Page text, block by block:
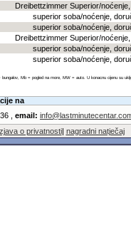
Dreibettzimmer Superior/
superior soba/noćenje,
superior soba/noćenje,
Dreibettzimmer Superior/
superior soba/noćenje,
superior soba/noćenje,
Mb = pogled na more, MW = auto. U konacnu cijenu su
na
, email:
o privatnosti| nagradni natječaj